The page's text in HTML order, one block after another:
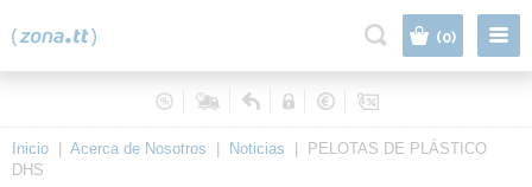
(0)
Inicio Acerca de Nosotros Noticias
PELOTAS DE PLÁSTICO
DHS